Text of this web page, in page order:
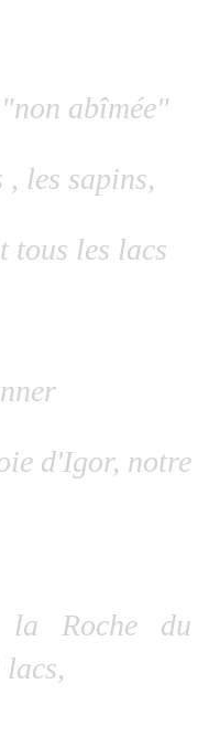
abîmée"
, les sapins,
tous les lacs
d'Igor, notre
la Roche du